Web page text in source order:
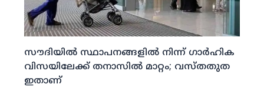
സൗദിയില്‍ സ്ഥാപനങ്ങളില്‍ നിന്ന് ഗാര്‍ഹിക
വിസയിലേക്ക് തനാസില്‍ മാറ്റം; വസ്തതുത
ഇതാണ്